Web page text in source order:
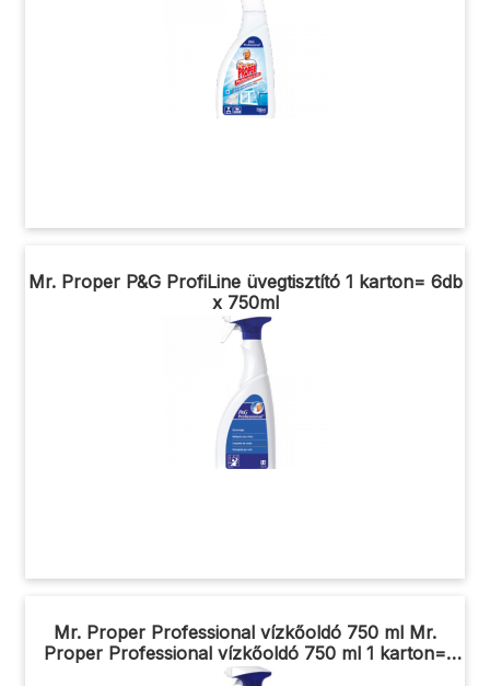
Mr. Proper P&G ProfiLine üvegtisztító 1 karton= 6db
x 750ml
Mr. Proper Professional vízkőoldó 750 ml Mr.
Proper Professional vízkőoldó 750 ml 1 karton=
10db x750ml